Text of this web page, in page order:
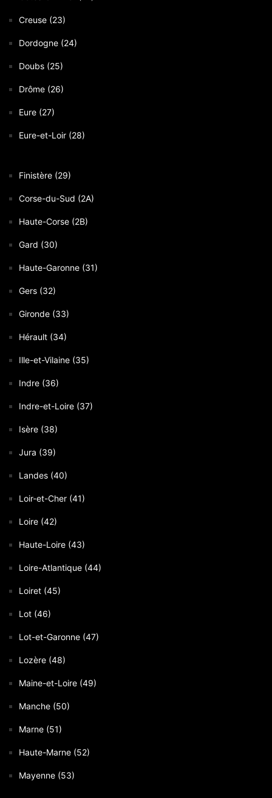
Creuse (23)
Dordogne (24)
Doubs (25)
Drôme (26)
Eure (27)
Eure-et-Loir (28)
Finistère (29)
Corse-du-Sud (2A)
Haute-Corse (2B)
Gard (30)
Haute-Garonne (31)
Gers (32)
Gironde (33)
Hérault (34)
Ille-et-Vilaine (35)
Indre (36)
Indre-et-Loire (37)
Isère (38)
Jura (39)
Landes (40)
Loir-et-Cher (41)
Loire (42)
Haute-Loire (43)
Loire-Atlantique (44)
Loiret (45)
Lot (46)
Lot-et-Garonne (47)
Lozère (48)
Maine-et-Loire (49)
Manche (50)
Marne (51)
Haute-Marne (52)
Mayenne (53)